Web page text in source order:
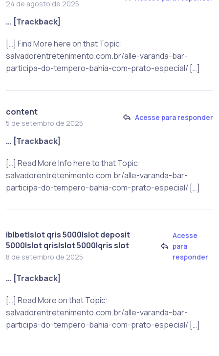
24 de agosto de 2025
… [Trackback]
[…] Find More here on that Topic:
salvadorentretenimento.com.br/alle-varanda-bar-
participa-do-tempero-bahia-com-prato-especial/ […]
content
5 de setembro de 2025
Acesse para responder
… [Trackback]
[…] Read More Info here to that Topic:
salvadorentretenimento.com.br/alle-varanda-bar-
participa-do-tempero-bahia-com-prato-especial/ […]
iblbet|slot qris 5000|slot deposit
5000|slot qris|slot 5000|qris slot
8 de setembro de 2025
Acesse
para
responder
… [Trackback]
[…] Read More on that Topic:
salvadorentretenimento.com.br/alle-varanda-bar-
participa-do-tempero-bahia-com-prato-especial/ […]